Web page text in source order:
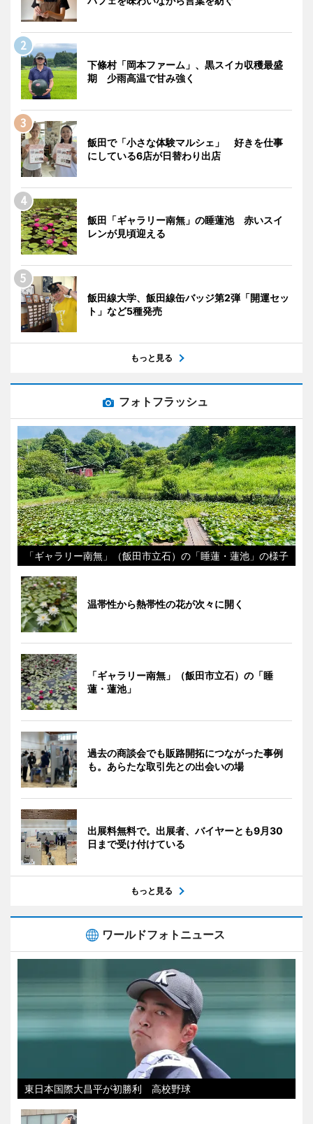
下條村「岡本ファーム」、黒スイカ収穫最盛
期 少雨高温で甘み強く
飯田で「小さな体験マルシェ」 好きを仕事
にしている6店が日替わり出店
飯田「ギャラリー南無」の睡蓮池 赤いスイ
レンが見頃迎える
飯田線大学、飯田線缶バッジ第2弾「開運セッ
ト」など5種発売
もっと見る
フォトフラッシュ
「ギャラリー南無」（飯田市立石）の「睡蓮・蓮池」の様子
温帯性から熱帯性の花が次々に開く
「ギャラリー南無」（飯田市立石）の「睡
蓮・蓮池」
過去の商談会でも販路開拓につながった事例
も。あらたな取引先との出会いの場
出展料無料で。出展者、バイヤーとも9月30
日まで受け付けている
もっと見る
ワールドフォトニュース
東日本国際大昌平が初勝利 高校野球